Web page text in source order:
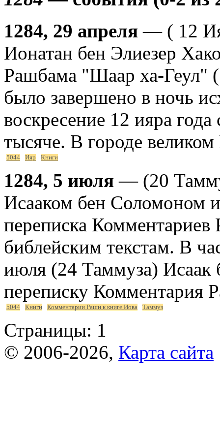
1284, 29 апреля — ( 12
Ионатан бен Элиезер
Рашбама "Шаар ха-Геул"
было завершено в ночь
воскресение 12 ияра
тысяче. В городе
5044 Ияр Книги
1284, 5 июля — (20
Исааком бен Соломоном
переписка
библейским текстам. В
июля (24 Таммуза) Исаак
переписку Комментария
5044 Книги Комментарии Раши к книге Иова Таммуз
Страницы: 1
© 2006-2026, Карта сайта